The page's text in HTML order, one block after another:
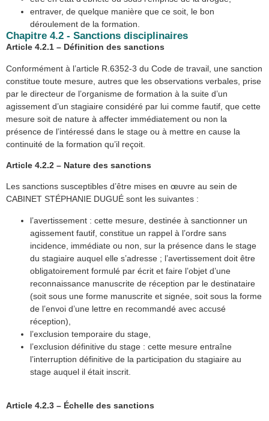
entraver, de quelque manière que ce soit, le bon
déroulement de la formation.
Chapitre 4.2 - Sanctions disciplinaires
Article 4.2.1 – Définition des sanctions
Conformément à l’article R.6352-3 du Code de travail, une sanction
constitue toute mesure, autres que les observations verbales, prise
par le directeur de l’organisme de formation à la suite d’un
agissement d’un stagiaire considéré par lui comme fautif, que cette
mesure soit de nature à affecter immédiatement ou non la
présence de l’intéressé dans le stage ou à mettre en cause la
continuité de la formation qu’il reçoit.
Article 4.2.2 – Nature des sanctions
Les sanctions susceptibles d’être mises en œuvre au sein de
CABINET STÉPHANIE DUGUÉ sont les suivantes :
l’avertissement : cette mesure, destinée à sanctionner un
agissement fautif, constitue un rappel à l’ordre sans
incidence, immédiate ou non, sur la présence dans le stage
du stagiaire auquel elle s’adresse ; l’avertissement doit être
obligatoirement formulé par écrit et faire l’objet d’une
reconnaissance manuscrite de réception par le destinataire
(soit sous une forme manuscrite et signée, soit sous la forme
de l’envoi d’une lettre en recommandé avec accusé
réception),
l’exclusion temporaire du stage,
l’exclusion définitive du stage : cette mesure entraîne
l’interruption définitive de la participation du stagiaire au
stage auquel il était inscrit.
Article 4.2.3 – Échelle des sanctions